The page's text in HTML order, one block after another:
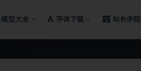
模型大全 字体下载 站长学院